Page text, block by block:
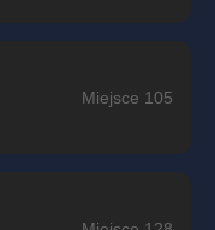
Miejsce 105